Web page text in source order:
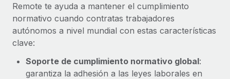
Gestión de dispositivos
Proporciona dispositivos tecnológicos y contrólalos
en todo el mundo.
Apertura de entidades
Impuestos
Explora el blog
BLOG
Remote te ayuda a mantener el cumplimiento
normativo cuando contratas trabajadores
autónomos a nivel mundial con estas características
clave:
Soporte de cumplimiento normativo global:
garantiza la adhesión a las leyes laborales en